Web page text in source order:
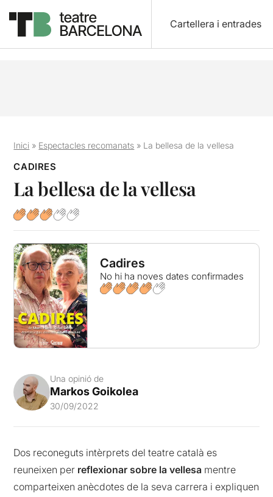
Cartellera i entrades
Inici » Espectacles recomanats » La bellesa de la vellesa
CADIRES
La bellesa de la vellesa
Cadires
No hi ha noves dates confirmades
Una opinió de
Markos Goikolea
30/09/2022
Dos reconeguts intèrprets del teatre català es
reuneixen per reflexionar sobre la vellesa mentre
comparteixen anècdotes de la seva carrera i expliquen